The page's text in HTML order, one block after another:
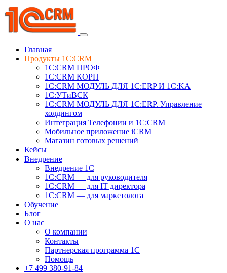
Главная
Продукты 1C:CRM
1С:CRM ПРОФ
1С:CRM КОРП
1С:CRM МОДУЛЬ ДЛЯ 1C:ERP И 1C:KA
1C:УТиВСК
1С:CRM МОДУЛЬ ДЛЯ 1C:ERP. Управление
холдингом
Интеграция Телефонии и 1C:CRM
Мобильное приложение iCRM
Магазин готовых решений
Кейсы
Внедрение
Внедрение 1C
1С:CRM — для руководителя
1С:CRM — для IT директора
1С:CRM — для маркетолога
Обучение
Блог
О нас
О компании
Контакты
Партнерская программа 1С
Помощь
+7 499 380-91-84